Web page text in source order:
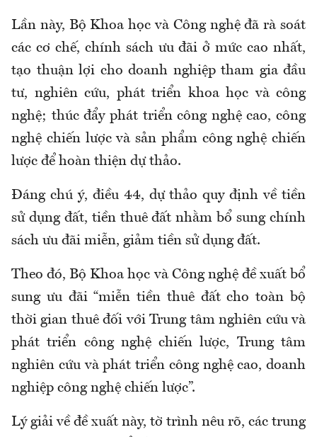
Lần này, Bộ Khoa học và Công nghệ đã rà soát
các cơ chế, chính sách ưu đãi ở mức cao nhất,
tạo thuận lợi cho doanh nghiệp tham gia đầu
tư, nghiên cứu, phát triển khoa học và công
nghệ; thúc đẩy phát triển công nghệ cao, công
nghệ chiến lược và sản phẩm công nghệ chiến
lược để hoàn thiện dự thảo.
Đáng chú ý, điều 44, dự thảo quy định về tiền
sử dụng đất, tiền thuê đất nhằm bổ sung chính
sách ưu đãi miễn, giảm tiền sử dụng đất.
Theo đó, Bộ Khoa học và Công nghệ đề xuất bổ
sung ưu đãi “miễn tiền thuê đất cho toàn bộ
thời gian thuê đối với Trung tâm nghiên cứu và
phát triển công nghệ chiến lược, Trung tâm
nghiên cứu và phát triển công nghệ cao, doanh
nghiệp công nghệ chiến lược”.
Lý giải về đề xuất này, tờ trình nêu rõ, các trung